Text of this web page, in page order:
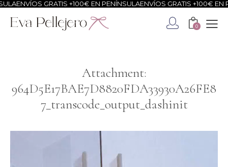
ENVÍOS GRATIS +100€ EN PENÍNSULAENVÍOS GRATIS +100€ EN
0
Attachment:
964D5E17BAE7D8820FDA33930A26FE8
7_transcode_output_dashinit